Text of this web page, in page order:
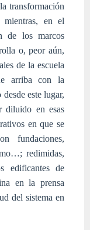
transformación
mientras, en el
de los marcos
o, peor aún,
de la escuela
arriba con la
este lugar,
diluido en esas
en que se
fundaciones,
redimidas,
edificantes de
en la prensa
del sistema en